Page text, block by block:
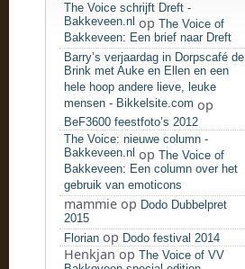
The Voice schrijft Dreft -
Bakkeveen.nl op The Voice of
Bakkeveen: Een brief naar Dreft
Barry’s verjaardag in Dorpscafé de
Brink met Auke en Ellen en een
hele hoop andere lieve, leuke
mensen - Bikkelsite.com op
BeF3600 feestfoto’s 2012
The Voice: nieuwe column -
Bakkeveen.nl op The Voice of
Bakkeveen: Een column over het
gebruik van emoticons
mammie op Dodo Dubbelpret
2015
Florian op Dodo festival 2014
Henkjan op The Voice of VV